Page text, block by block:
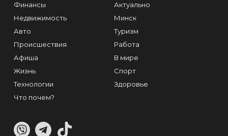
Финансы
Недвижимость
Авто
Происшествия
Афиша
Жизнь
Технологии
Что почем?
Актуально
Минск
Туризм
Работа
В мире
Спорт
Здоровье